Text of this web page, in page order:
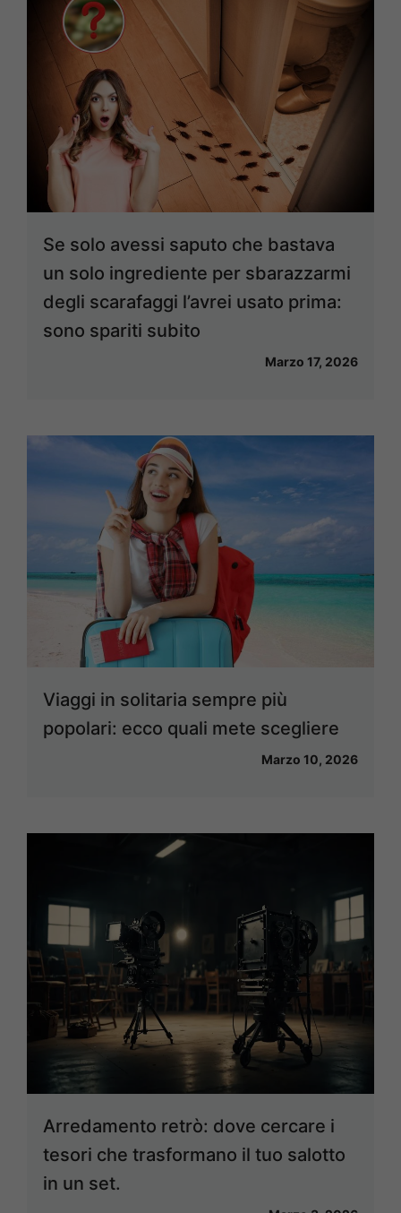
Se solo avessi saputo che bastava
un solo ingrediente per sbarazzarmi
degli scarafaggi l’avrei usato prima:
sono spariti subito
Marzo 17, 2026
Viaggi in solitaria sempre più
popolari: ecco quali mete scegliere
Marzo 10, 2026
Arredamento retrò: dove cercare i
tesori che trasformano il tuo salotto
in un set.